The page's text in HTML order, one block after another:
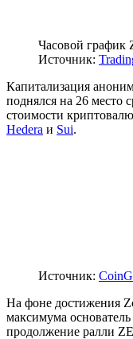
Часовой график
Источник:
Капитализация
поднялся на 26 место
стоимости
Hedera и Sui.
Источник:
На фоне достижения
максимума
продолжение ралли